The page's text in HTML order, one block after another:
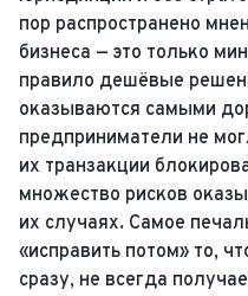
пор распространено
бизнеса — это только
правило дешёвые
оказываются самыми
предприниматели не
их транзакции
множество рисков
их случаях. Самое
«исправить потом» то,
сразу, не всегда